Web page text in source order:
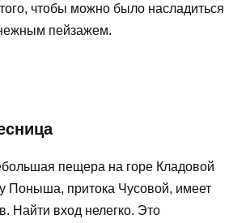
чтобы можно было насладиться
пейзажем.
пещера на горе Кладовой
Поныша, притока Чусовой, имеет
Найти вход нелегко. Это